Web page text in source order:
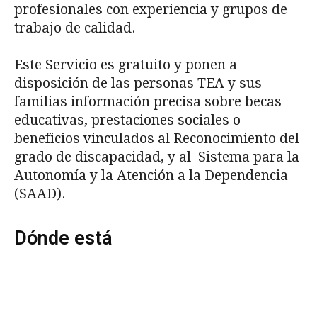
profesionales con experiencia y grupos de
trabajo de calidad.
Este Servicio es gratuito y ponen a
disposición de las personas TEA y sus
familias información precisa sobre becas
educativas, prestaciones sociales o
beneficios vinculados al Reconocimiento del
grado de discapacidad, y al Sistema para la
Autonomía y la Atención a la Dependencia
(SAAD).
Dónde está